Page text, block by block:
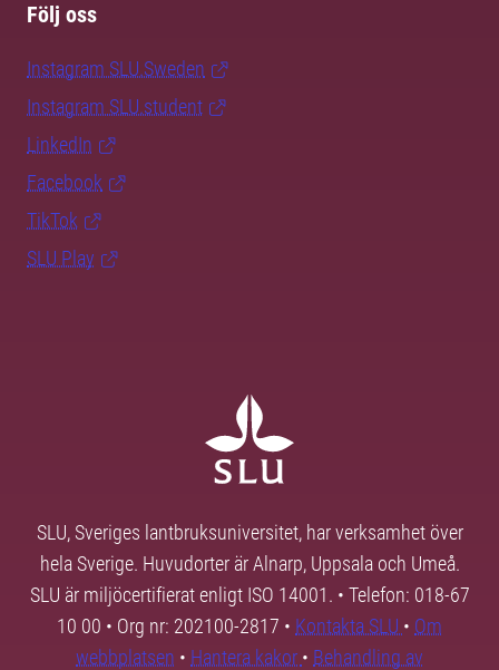
Följ oss
Instagram SLU.Sweden
Instagram SLU.student
LinkedIn
Facebook
TikTok
SLU Play
SLU, Sveriges lantbruksuniversitet, har verksamhet över
hela Sverige. Huvudorter är Alnarp, Uppsala och Umeå.
SLU är miljöcertifierat enligt ISO 14001. • Telefon: 018-67
10 00 • Org nr: 202100-2817 • Kontakta SLU • Om
webbplatsen • Hantera kakor • Behandling av